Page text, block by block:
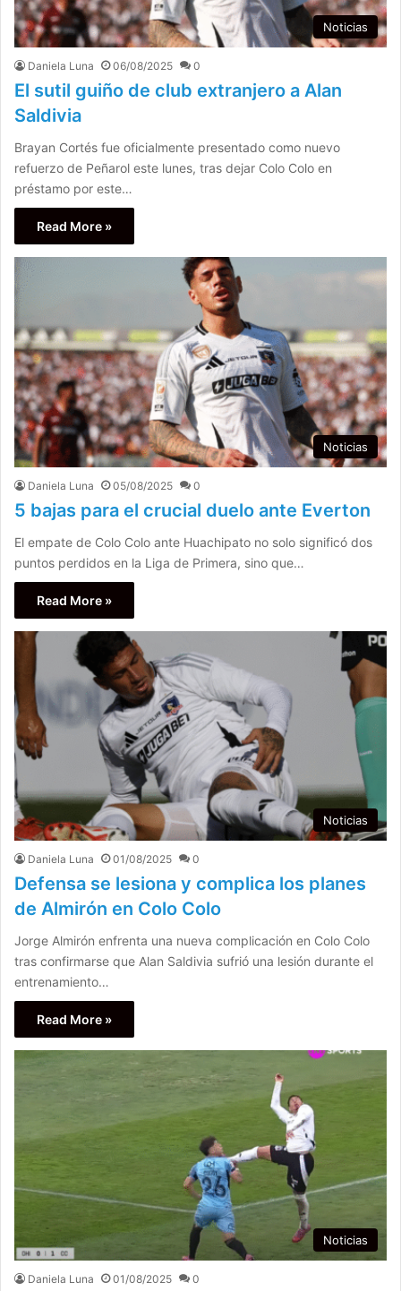
Noticias
Daniela Luna 06/08/2025 0
El sutil guiño de club extranjero a Alan
Saldivia
Brayan Cortés fue oficialmente presentado como nuevo
refuerzo de Peñarol este lunes, tras dejar Colo Colo en
préstamo por este…
Read More »
Noticias
Daniela Luna 05/08/2025 0
5 bajas para el crucial duelo ante Everton
El empate de Colo Colo ante Huachipato no solo significó dos
puntos perdidos en la Liga de Primera, sino que…
Read More »
Noticias
Daniela Luna 01/08/2025 0
Defensa se lesiona y complica los planes
de Almirón en Colo Colo
Jorge Almirón enfrenta una nueva complicación en Colo Colo
tras confirmarse que Alan Saldivia sufrió una lesión durante el
entrenamiento…
Read More »
Noticias
Daniela Luna 01/08/2025 0